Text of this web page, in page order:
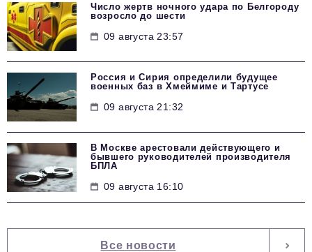
Число жертв ночного удара по Белгороду
возросло до шести
09 августа 23:57
Россия и Сирия определили будущее
военных баз в Хмеймиме и Тартусе
09 августа 21:32
В Москве арестовали действующего и
бывшего руководителей производителя
БПЛА
09 августа 16:10
Все новости